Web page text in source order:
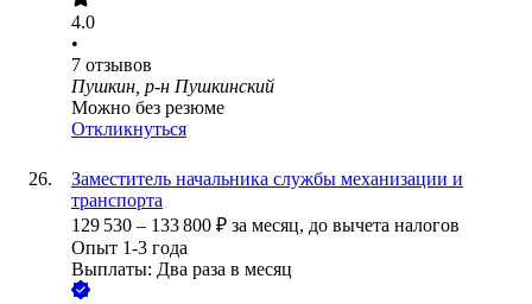
4.0
•
7 отзывов
Пушкин, р-н Пушкинский
Можно без резюме
Откликнуться
Заместитель начальника службы механизации и
транспорта
129 530 – 133 800 ₽ за месяц, до вычета налогов
Опыт 1-3 года
Выплаты: Два раза в месяц